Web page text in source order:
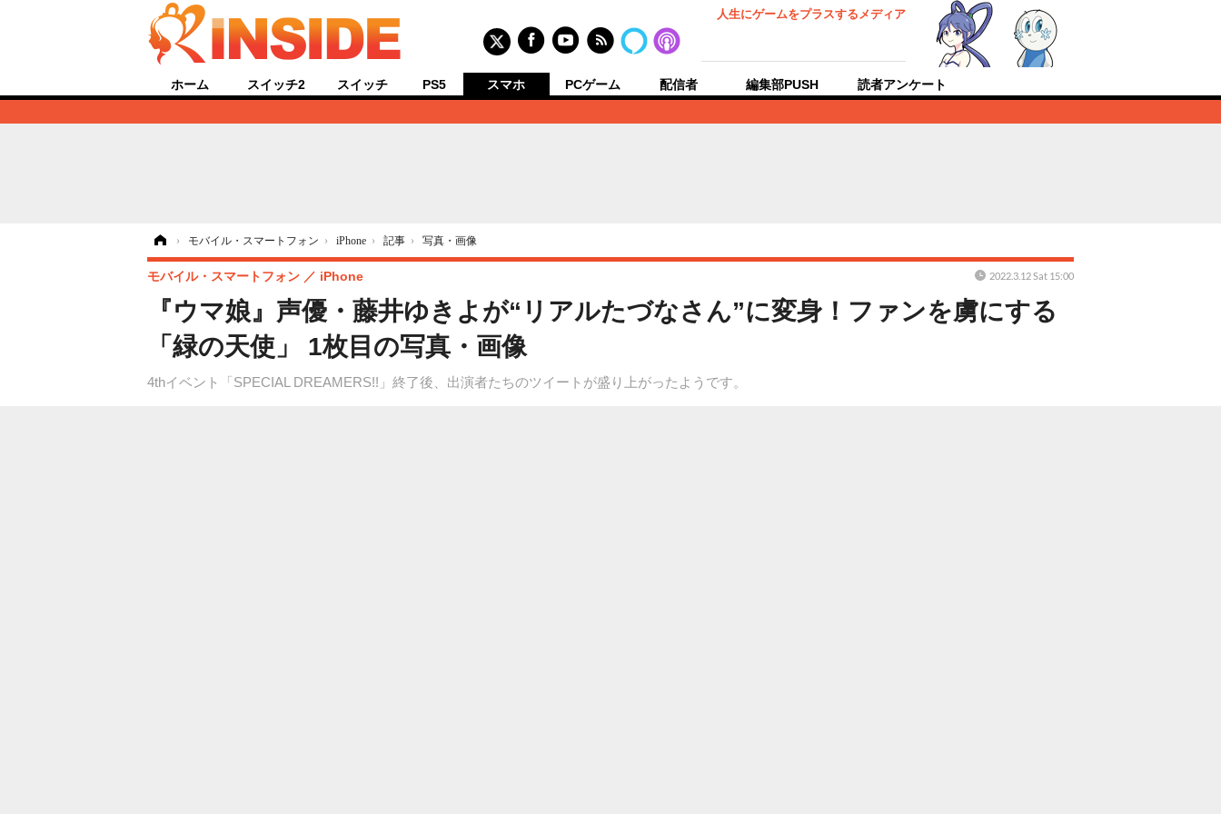
人生にゲームをプラスするメディア
ホーム スイッチ2 スイッチ PS5 スマホ PCゲーム 配信者 編集部PUSH 読者アンケート
› モバイル・スマートフォン › iPhone › 記事 › 写真・画像
『ウマ娘』声優・藤井ゆきよが“リアルたづなさん”に変身！ファンを虜にする
「緑の天使」 1枚目の写真・画像
4thイベント「SPECIAL DREAMERS!!」終了後、出演者たちのツイートが盛り上がったようです。
モバイル・スマートフォン iPhone 2022.3.12 Sat 15:00